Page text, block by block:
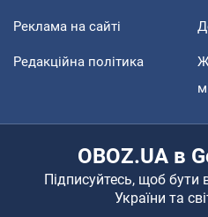
Реклама на сайті
Редакційна політика
OBOZ.UA в
Підписуйтесь, щоб бути
України та